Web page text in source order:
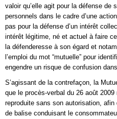
valoir qu’elle agit pour la défense de
personnels dans le cadre d’une
pas pour la défense d’un intérêt
intérêt légitime, né et actuel à faire
la défenderesse à son égard et
l’emploi du mot “mutuelle” pour
engendre un risque de confusion
S’agissant de la contrefaçon, la
que le procès-verbal du 26 août
reproduite sans son autorisation, afin
de balise conduisant le